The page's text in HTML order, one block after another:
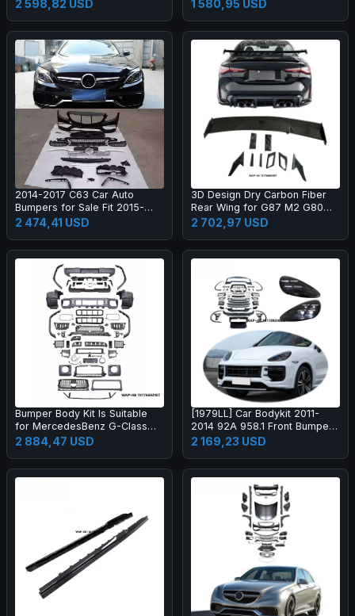
2 598,82 USD 1 580,95 USD
2014-2017 C63 Car Auto
Bumpers for Sale Fit 2015-
2017 New C Class W205 C180
C200l C260l
2 474,41 USD
3D Design Dry Carbon Fiber
Rear Wing for G87 M2 G80
M3 G82 M4 Dry Carbon Fiber
Rear Spoiler High Quality
2 702,97 USD
Bumper Body Kit Is Suitable
for MercedesBenz G-Class
W464 to W465 G63 OLD to
2 884,47 USD
[1979LL] Car Bodykit 2011-
2014 92A 958.1 Front Bumper
Upgrade to 2024 2025 Turbo
GT Style Body Kit for Cayenne
2 169,23 USD